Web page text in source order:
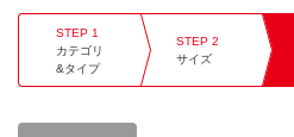
カテゴリ
&タイプ
サイズ